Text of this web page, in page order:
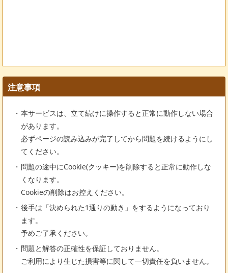
注意事項
本サービスは、立て続けに操作すると正常に動作しない場合
があります。
必ずページの読み込みが完了してから問題を続けるようにし
てください。
問題の途中にCookie(クッキー)を削除すると正常に動作しな
くなります。
Cookieの削除はお控えください。
後手は「決められた1通りの動き」をするようになっており
ます。
予めご了承ください。
問題と解答の正確性を保証しておりません。
ご利用により生じた損害等に関して一切責任を負いません。